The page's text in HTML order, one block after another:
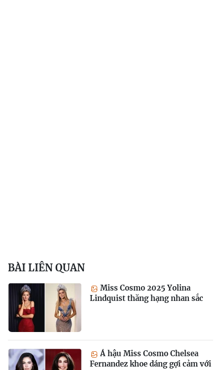
BÀI LIÊN QUAN
Miss Cosmo 2025 Yolina
Lindquist thăng hạng nhan sắc
Á hậu Miss Cosmo Chelsea
Fernandez khoe dáng gợi cảm với